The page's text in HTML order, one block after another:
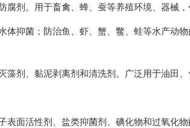
腐剂。用于畜禽、蜂、蚕等养殖环境、器械
体抑菌；防治鱼、虾、蟹、鳖、蛙等水产动
藻剂、黏泥剥离剂和清洗剂。广泛用于油田
表面活性剂、盐类抑菌剂、碘化物和过氧化